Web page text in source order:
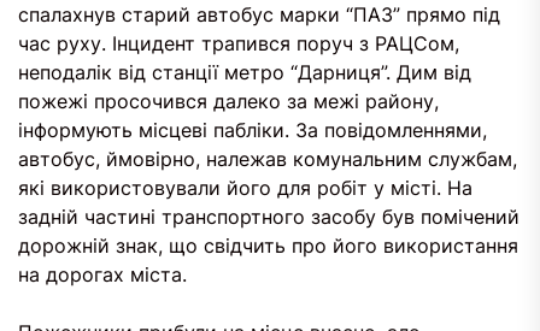
спалахнув старий автобус марки “ПАЗ” прямо під
час руху. Інцидент трапився поруч з РАЦСом,
неподалік від станції метро “Дарниця”. Дим від
пожежі просочився далеко за межі району,
інформують місцеві пабліки. За повідомленнями,
автобус, ймовірно, належав комунальним службам,
які використовували його для робіт у місті. На
задній частині транспортного засобу був помічений
дорожній знак, що свідчить про його використання
на дорогах міста.